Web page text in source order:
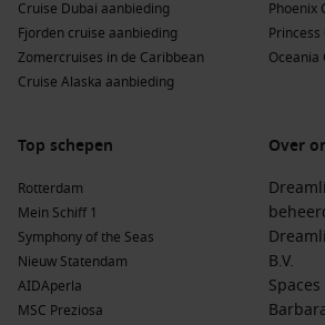
Milford Sound
Australië : Dit enorme land biedt een
avontuurlijke activiteiten, van de
Fiji
: Deze eilandengroep staat bekend
stranden en vriendelijke bevolking.
ontspanning en verkenning van de
Populaire rederijen die Lombok
Celebrity Cruises
: Met een vloot van
Cruise Dubai aanbieding
Fjorden cruise aanbieding
Zomercruises in de Caribbean
Cruise Alaska aanbieding
Phoenix
Princess
Oceania
Top schepen
Rotterdam
Mein Schiff 1
Symphony of the Seas
Nieuw Statendam
AIDAperla
MSC Preziosa
Over
B.V.